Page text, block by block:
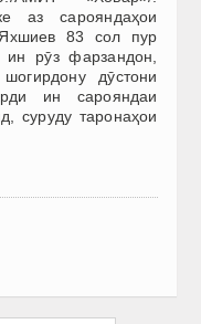
аз сарояндаҳои
83 сол пур
рӯз фарзандон,
дӯстони
ин сарояндаи
суруду таронаҳои